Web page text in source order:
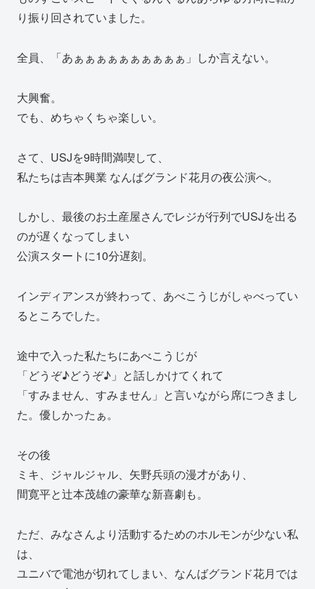
り振り回されていました。
全員、「あぁぁぁぁぁぁぁぁぁぁ」しか言えない。
大興奮。
でも、めちゃくちゃ楽しい。
さて、USJを9時間満喫して、
私たちは吉本興業 なんばグランド花月の夜公演へ。
しかし、最後のお土産屋さんでレジが行列でUSJを出る
のが遅くなってしまい
公演スタートに10分遅刻。
インディアンスが終わって、あべこうじがしゃべってい
るところでした。
途中で入った私たちにあべこうじが
「どうぞ♪どうぞ♪」と話しかけてくれて
「すみません、すみません」と言いながら席につきまし
た。優しかったぁ。
その後
ミキ、ジャルジャル、矢野兵頭の漫才があり、
間寛平と辻本茂雄の豪華な新喜劇も。
ただ、みなさんより活動するためのホルモンが少ない私
は、
ユニバで電池が切れてしまい、なんばグランド花月では